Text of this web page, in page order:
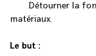
Détourner la
matériaux.
Le but :